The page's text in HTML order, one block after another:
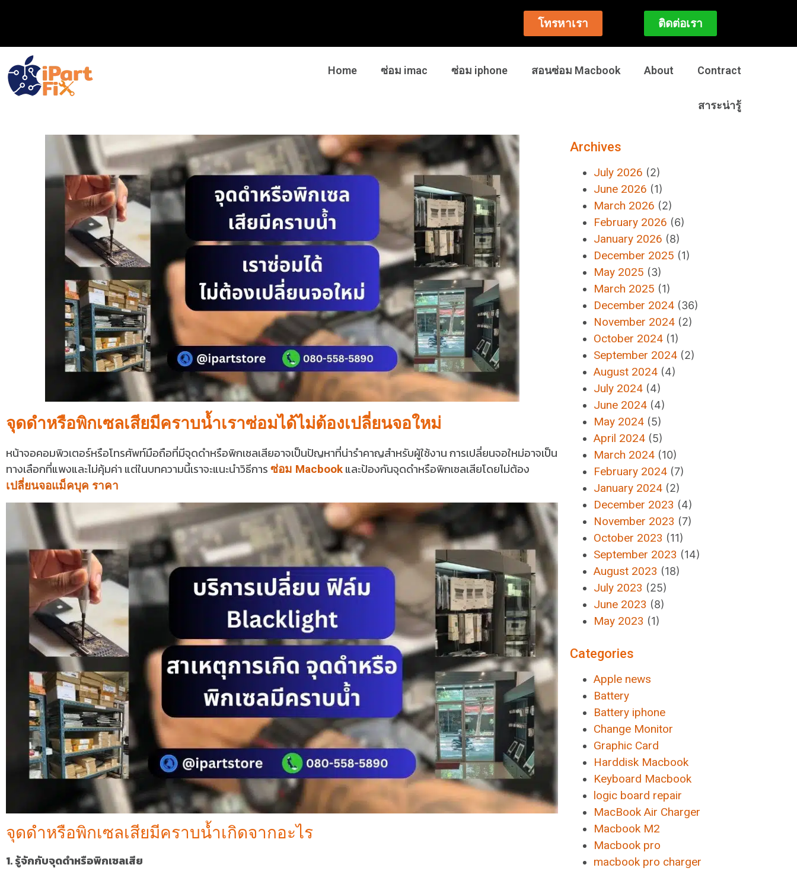
โทรหาเรา ติดต่อเรา
Home ซ่อม imac ซ่อม iphone สอนซ่อม Macbook About Contract
สาระน่ารู้
จุดดำหรือพิกเซลเสียมีคราบน้ำเราซ่อมได้ไม่ต้องเปลี่ยนจอใหม่
หน้าจอคอมพิวเตอร์หรือโทรศัพท์มือถือที่มีจุดดำหรือพิกเซลเสียอาจเป็นปัญหาที่น่ารำคาญสำหรับผู้ใช้งาน การเปลี่ยนจอใหม่อาจเป็น
ทางเลือกที่แพงและไม่คุ้มค่า แต่ในบทความนี้เราจะแนะนำวิธีการ ซ่อม Macbook และป้องกันจุดดำหรือพิกเซลเสียโดยไม่ต้อง
เปลี่ยนจอแม็คบุค ราคา
จุดดำหรือพิกเซลเสียมีคราบน้ำเกิดจากอะไร
1. รู้จักกับจุดดำหรือพิกเซลเสีย
Archives
July 2026 (2)
June 2026 (1)
March 2026 (2)
February 2026 (6)
January 2026 (8)
December 2025 (1)
May 2025 (3)
March 2025 (1)
December 2024 (36)
November 2024 (2)
October 2024 (1)
September 2024 (2)
August 2024 (4)
July 2024 (4)
June 2024 (4)
May 2024 (5)
April 2024 (5)
March 2024 (10)
February 2024 (7)
January 2024 (2)
December 2023 (4)
November 2023 (7)
October 2023 (11)
September 2023 (14)
August 2023 (18)
July 2023 (25)
June 2023 (8)
May 2023 (1)
Categories
Apple news
Battery
Battery iphone
Change Monitor
Graphic Card
Harddisk Macbook
Keyboard Macbook
logic board repair
MacBook Air Charger
Macbook M2
Macbook pro
macbook pro charger